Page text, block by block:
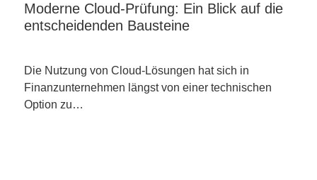
Moderne Cloud-Prüfung: Ein Blick auf die
entscheidenden Bausteine
Die Nutzung von Cloud-Lösungen hat sich in
Finanzunternehmen längst von einer technischen
Option zu…